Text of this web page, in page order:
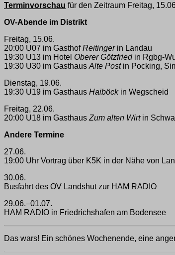
Terminvorschau für den Zeitraum Freitag,
OV-Abende im Distrikt
Freitag, 15.06.
20:00 U07 im GasthofReitingerin Landau
19:30 U13 im Hotel Oberer Götzfriedin Rgbg-
19:30 U30 im Gasthaus Alte Postin Pocking,
Dienstag, 19.06.
19:30 U19 im Gasthaus Haiböckin Wegscheid
Freitag, 22.06.
20:00 U18 im Gasthaus Zum alten Wirtin
Andere Termine
27.06.
19:00 Uhr Vortrag über K5K in der Nähe von
30.06.
Busfahrt des OV Landshut zur HAM RADIO
29.06.–01.07.
HAM RADIO in Friedrichshafen am Bodensee
Das wars! Ein schönes Wochenende, eine